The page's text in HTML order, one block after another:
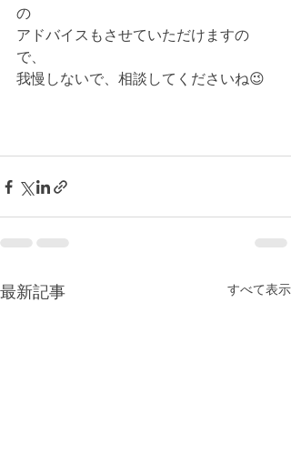
の﻿
アドバイスもさせていただけますの
で、﻿
我慢しないで、相談してくださいね😉﻿
最新記事 すべて表示